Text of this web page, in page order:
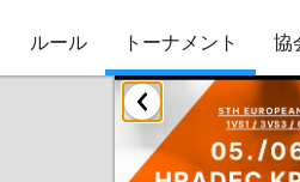
ルール トーナメント 協
2024年1月
Kubbezen